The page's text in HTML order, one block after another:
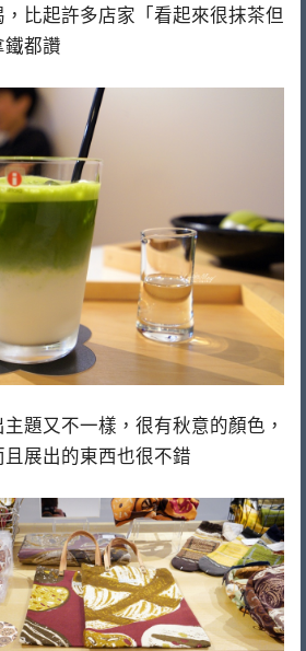
比起許多店家「看起來很抹茶但
都讚
題又不一樣，很有秋意的顏色，
展出的東西也很不錯